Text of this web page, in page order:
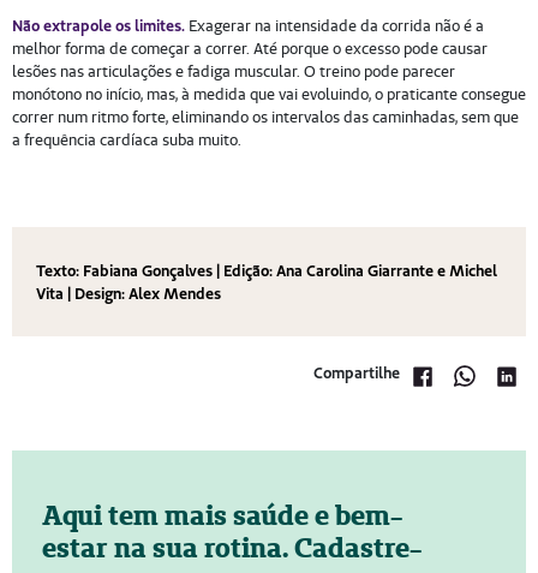
Não extrapole os limites.Exagerar na intensidade da corrida não é a
melhor forma de começar a correr. Até porque o excesso pode causar
lesões nas articulações e fadiga muscular. O treino pode parecer
monótono no início, mas, à medida que vai evoluindo, o praticante consegue
correr num ritmo forte, eliminando os intervalos das caminhadas, sem que
a frequência cardíaca suba muito.
Texto: Fabiana Gonçalves | Edição: Ana Carolina Giarrante e Michel
Vita | Design: Alex Mendes
Compartilhe
Aqui tem mais saúde e bem-
estar na sua rotina. Cadastre-